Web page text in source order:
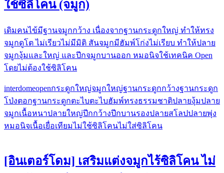
ใช้ซิลิโคน (จมูก)
เดิม​คนไข้มีฐาน​จมูก​กว้าง ​เนื่องจากฐานกระดูก​ใหญ่​ ทำให้ทรง
จมูก​ดูโต​ ไม่เรียวไม่มีมิติ​ สันจมูกมีฮัมพ์​โก่งไม่เรียบ​ ทำให้ปลาย
จมูก​งุ้มและใหญ่​ และปีกจมูก​บานออก หมอนิจใช้เทคนิค Open
โดยไม่ต้องใช้ซิลิโคน
interdomeopenกระดูกใหญ่จมูกใหญ่ฐานกระดูกกว้างฐานกระดูก
โป่งตอกฐานกระดูกตะไบตะไบฮัมพ์ทรงธรรมชาติปลายงุ้มปลาย
จมูกเนื้อหนาปลายใหญ่ปีกกว้างปีกบานรองปลายสโลปปลายพุ่ง
หมอนิจเนื้อเยื่อเทียมไม่ใช้ซิลิโคนไม่ใส่ซิลิโคน
[อินเตอร์โดม] เสริมแต่งจมูกไร้ซิลิโคน ไม่